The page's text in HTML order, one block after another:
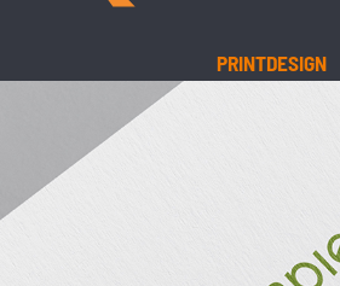
PRINTDESIGN